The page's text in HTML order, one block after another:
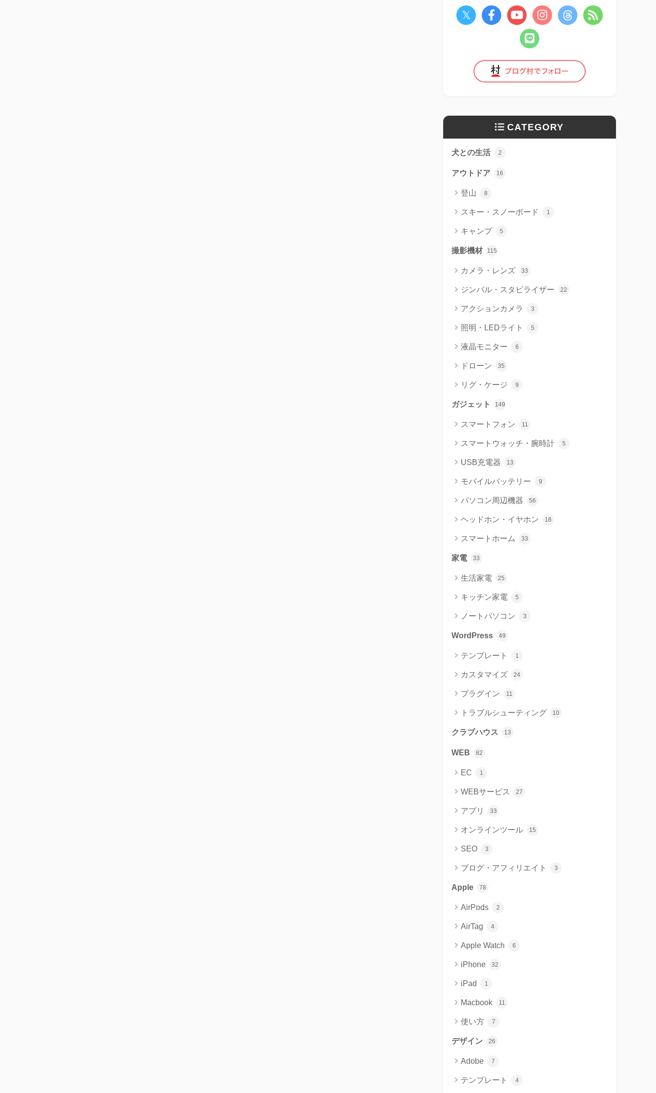
CATEGORY
犬との生活 2
アウトドア 16
登山 8
スキー・スノーボード 1
キャンプ 5
撮影機材 115
カメラ・レンズ 33
ジンバル・スタビライザー 22
アクションカメラ 3
照明・LEDライト 5
液晶モニター 6
ドローン 35
リグ・ケージ 9
ガジェット 149
スマートフォン 11
スマートウォッチ・腕時計 5
USB充電器 13
モバイルバッテリー 9
パソコン周辺機器 56
ヘッドホン・イヤホン 18
スマートホーム 33
家電 33
生活家電 25
キッチン家電 5
ノートパソコン 3
WordPress 49
テンプレート 1
カスタマイズ 24
プラグイン 11
トラブルシューティング 10
クラブハウス 13
WEB 82
EC 1
WEBサービス 27
アプリ 33
オンラインツール 15
SEO 3
ブログ・アフィリエイト 3
Apple 78
AirPods 2
AirTag 4
Apple Watch 6
iPhone 32
iPad 1
Macbook 11
使い方 7
デザイン 26
Adobe 7
テンプレート 4